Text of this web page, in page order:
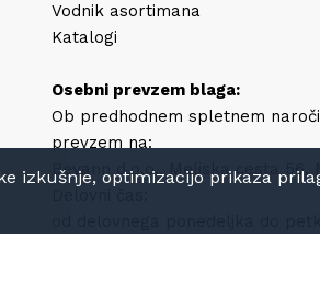
Vodnik asortimana
Katalogi
Osebni prevzem blaga:
Ob predhodnem spletnem
prevzem na:
Bevann d.o.o., Meljska cesta 56,
izkušnje, optimizacijo prikaza